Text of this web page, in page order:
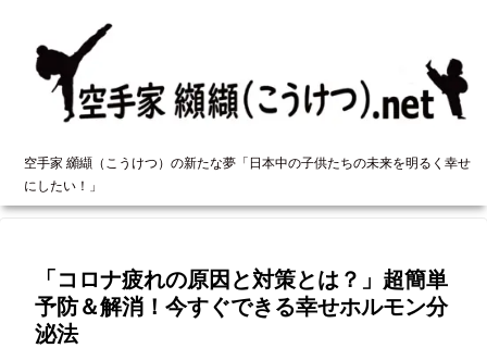
空手家 纐纈（こうけつ）の新たな夢「日本中の子供たちの未来を明るく幸せ
にしたい！」
「コロナ疲れの原因と対策とは？」超簡単
予防＆解消！今すぐできる幸せホルモン分
泌法